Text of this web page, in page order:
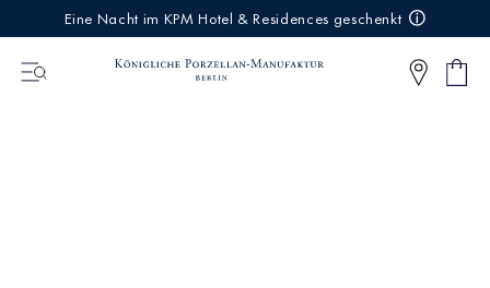
Eine Nacht im KPM Hotel & Residences geschenkt
0